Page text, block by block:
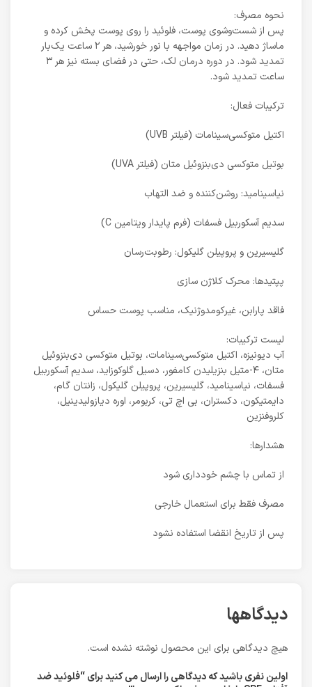
نحوه مصرف:
پس از شست‌وشوی پوست، فلوئید را روی پوست پخش کرده و
ماساژ دهید. در زمان مواجهه با نور خورشید، هر ۲ ساعت یک‌بار
تمدید شود. در دوره درمان لک، حتی در فضای بسته نیز هر ۳
ساعت تمدید شود.
ترکیبات فعال:
اکتیل متوکسی‌سینامات (فیلتر UVB)
بوتیل متوکسی دی‌بنزوئیل متان (فیلتر UVA)
نیاسینامید: روشن‌کننده و ضد التهاب
سدیم آسکوربیل فسفات (فرم پایدار ویتامین C)
گلیسیرین و پروپیلن گلیکول: رطوبت‌رسان
پپتیدها: محرک کلاژن سازی
فاقد پارابن، غیرکومدوژنیک، مناسب پوست حساس
لیست ترکیبات:
آب دیونیزه، اکتیل متوکسی‌سینامات، بوتیل متوکسی دی‌بنزوئیل
متان، ۴-متیل بنزیلیدن کامفور، دسیل گلوکوزاید، سدیم آسکوربیل
فسفات، نیاسینامید، گلیسیرین، پروپیلن گلیکول، زانتان گام،
دایمتیکون، دکستران، بی اچ تی، کربومر، اوره دیازولیدینیل،
کلروفنزین
هشدارها:
از تماس با چشم خودداری شود
مصرف فقط برای استعمال خارجی
پس از تاریخ انقضا استفاده نشود
دیدگاهها
هیچ دیدگاهی برای این محصول نوشته نشده است.
اولین نفری باشید که دیدگاهی را ارسال می کنید برای “فلوئید ضد